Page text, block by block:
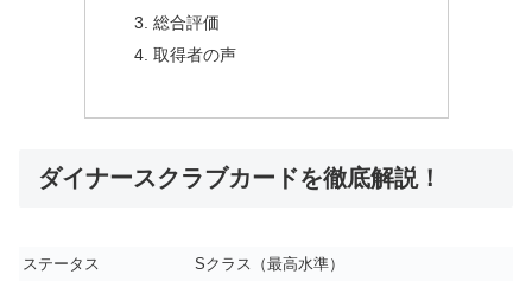
総合評価
取得者の声
ダイナースクラブカードを徹底解説！
ステータス Sクラス（最高水準）